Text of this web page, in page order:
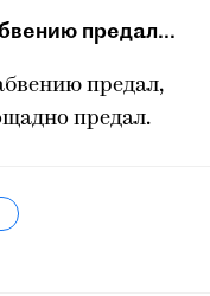
предал...
предал,
предал.